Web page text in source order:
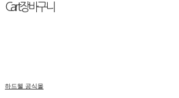
Cart장바구니
하드웰 공식몰